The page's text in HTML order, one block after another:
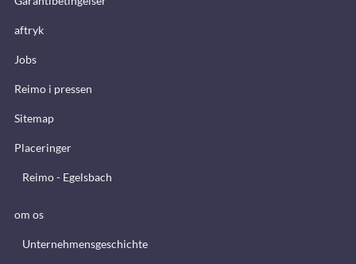
aftryk
Jobs
Reimo i pressen
Sitemap
Placeringer
Reimo - Egelsbach
om os
Unternehmensgeschichte